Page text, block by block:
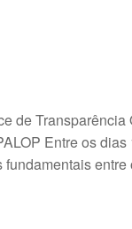
de Transparência
Entre os
entre